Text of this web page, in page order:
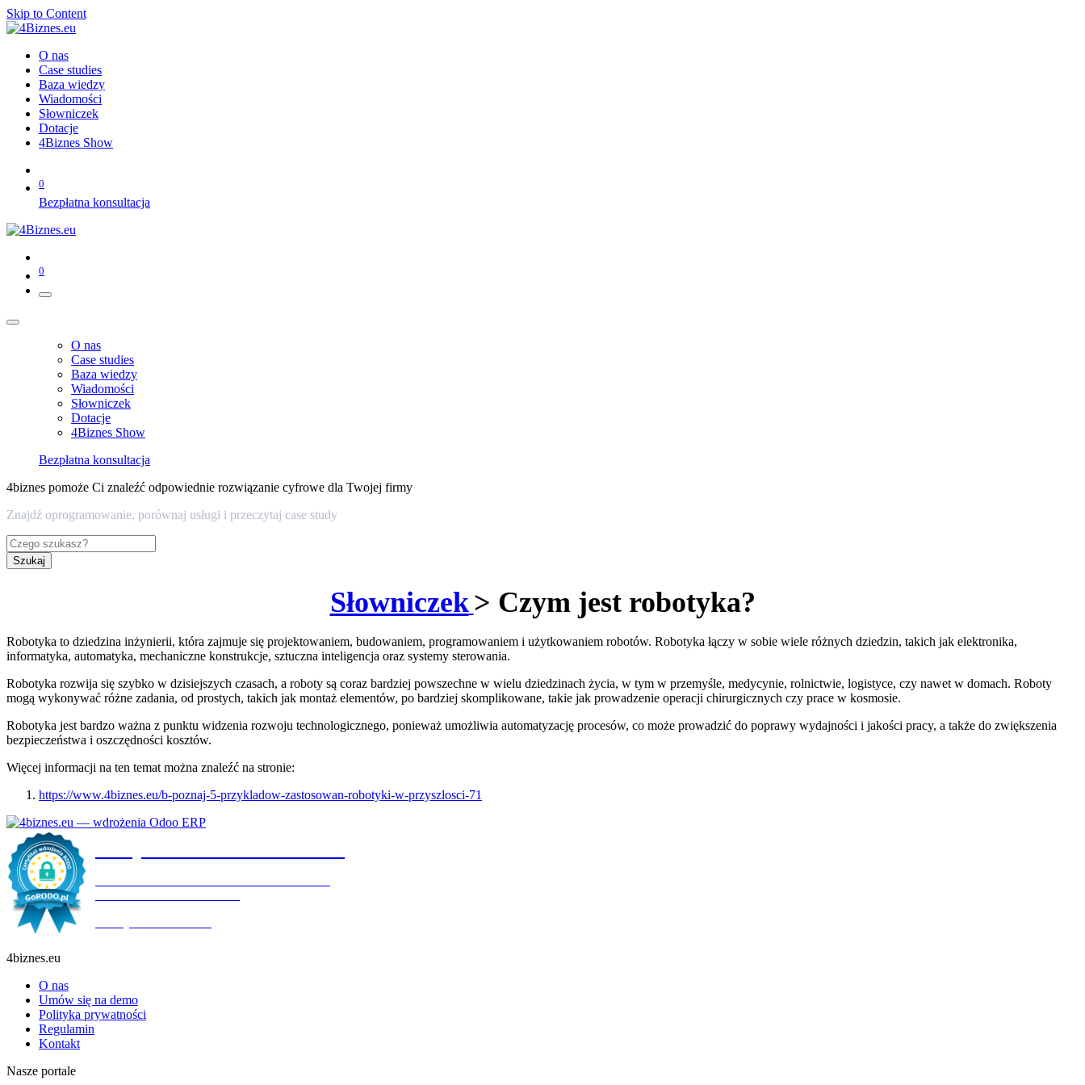
Skip to Content
O nas
Case studies
Baza wiedzy
Wiadomości
Słowniczek
Dotacje
4Biznes Show
0
Bezpłatna konsultacja
0
O nas
Case studies
Baza wiedzy
Wiadomości
Słowniczek
Dotacje
4Biznes Show
Bezpłatna konsultacja
4biznes pomoże Ci znaleźć odpowiednie rozwiązanie cyfrowe dla Twojej firmy
Znajdź oprogramowanie, porównaj usługi i przeczytaj case study
Szukaj
Słowniczek> Czym jest robotyka?
Robotyka to dziedzina inżynierii, która zajmuje się projektowaniem, budowaniem, programowaniem i użytkowaniem robotów. Robotyka łączy w sobie wiele różnych dziedzin, takich jak elektronika,
informatyka, automatyka, mechaniczne konstrukcje, sztuczna inteligencja oraz systemy sterowania.
Robotyka rozwija się szybko w dzisiejszych czasach, a roboty są coraz bardziej powszechne w wielu dziedzinach życia, w tym w przemyśle, medycynie, rolnictwie, logistyce, czy nawet w domach. Roboty
mogą wykonywać różne zadania, od prostych, takich jak montaż elementów, po bardziej skomplikowane, takie jak prowadzenie operacji chirurgicznych czy prace w kosmosie.
Robotyka jest bardzo ważna z punktu widzenia rozwoju technologicznego, ponieważ umożliwia automatyzację procesów, co może prowadzić do poprawy wydajności i jakości pracy, a także do zwiększenia
bezpieczeństwa i oszczędności kosztów.
Więcej informacji na ten temat można znaleźć na stronie:
https://www.4biznes.eu/b-poznaj-5-przykladow-zastosowan-robotyki-w-przyszlosci-71
4biznes.eu
O nas
Umów się na demo
Polityka prywatności
Regulamin
Kontakt
Nasze portale